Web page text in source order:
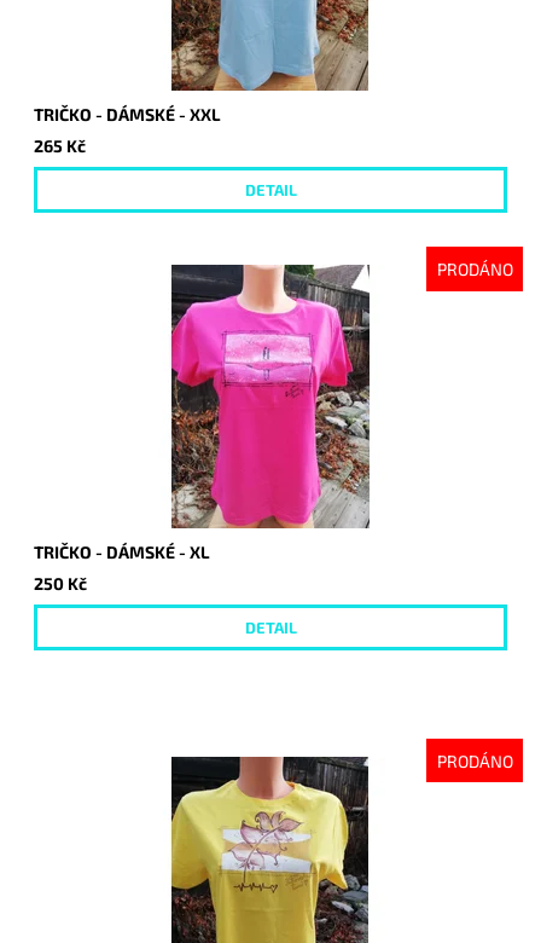
TRIČKO - DÁMSKÉ - XXL
265 Kč
DETAIL
PRODÁNO
TRIČKO - DÁMSKÉ - XL
250 Kč
DETAIL
PRODÁNO